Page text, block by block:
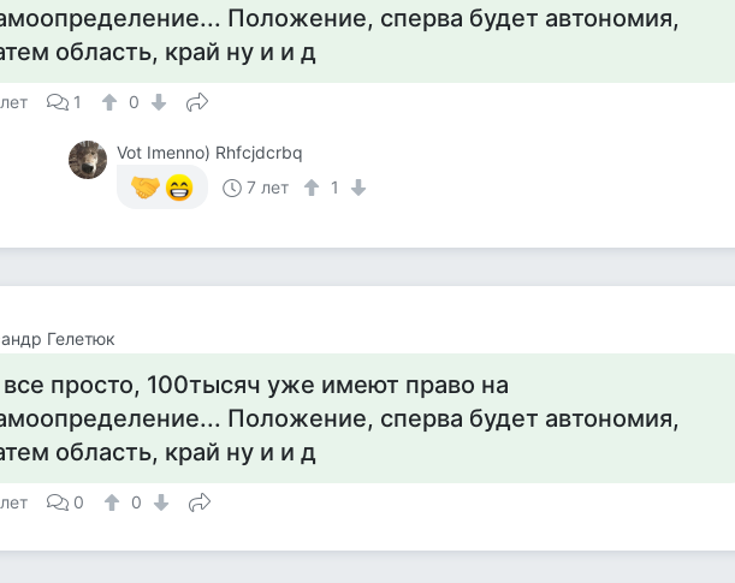
Положение, сперва будет автономия,
область, край ну и и д
1 0
Vot Imenno) Rhfcjdcrbq
7 лет
1
Гелетюк
просто, 100тысяч уже имеют право на
Положение, сперва будет автономия,
область, край ну и и д
0 0